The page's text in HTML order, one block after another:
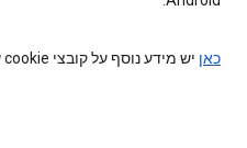
כאן יש מידע נוסף על קובצי cookie שמשמשים לפרסום.